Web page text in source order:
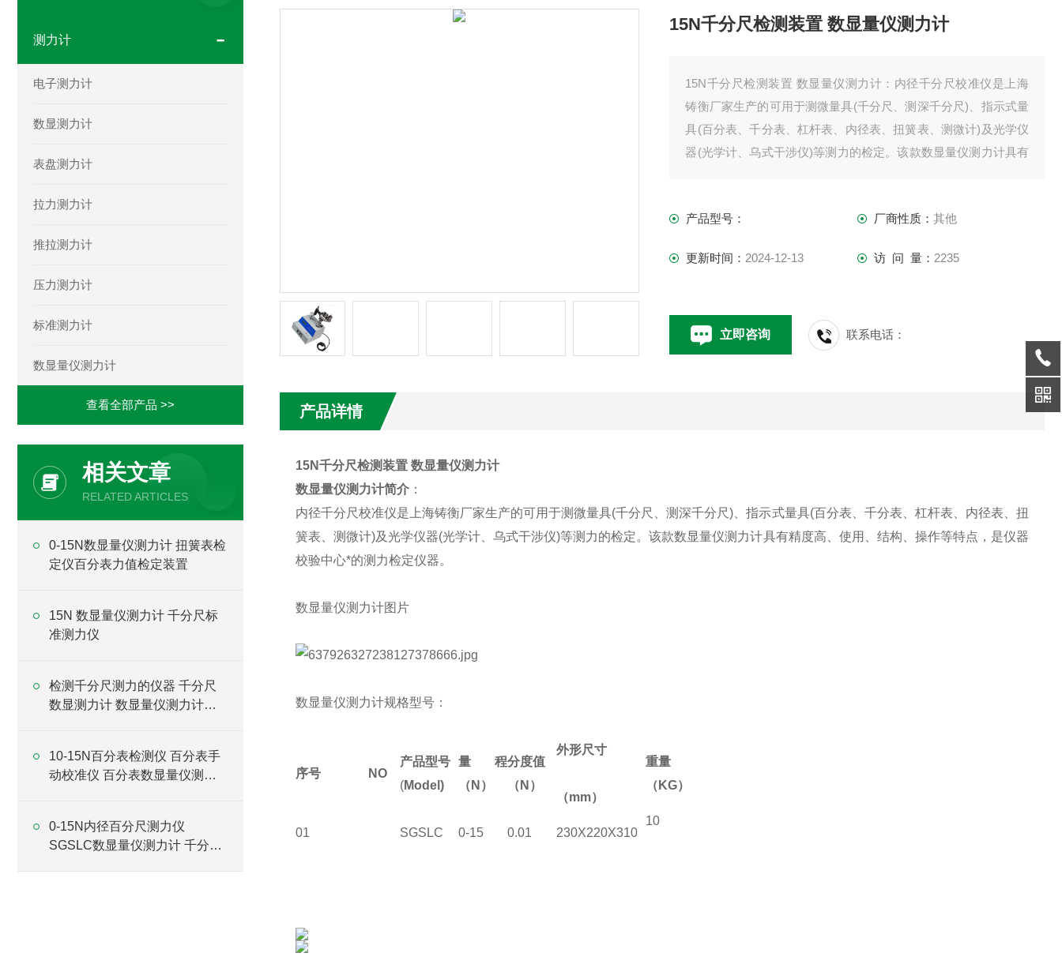
测力计
电子测力计
数显测力计
表盘测力计
拉力测力计
推拉测力计
压力测力计
标准测力计
数显量仪测力计
查看全部产品 >>
相关文章
RELATED ARTICLES
0-15N数显量仪测力计 扭簧表检
定仪百分表力值检定装置
15N 数显量仪测力计 千分尺标
准测力仪
检测千分尺测力的仪器 千分尺
数显测力计 数显量仪测力计厂
10-15N百分表检测仪 百分表手
动校准仪 百分表数显量仪测力
0-15N内径百分尺测力仪
SGSLC数显量仪测力计 千分表
15N千分尺检测装置 数显量仪测力计
15N千分尺检测装置 数显量仪测力计：内径千分尺校准仪是上海
铸衡厂家生产的可用于测微量具(千分尺、测深千分尺)、指示式量
具(百分表、千分表、杠杆表、内径表、扭簧表、测微计)及光学仪
器(光学计、乌式干涉仪)等测力的检定。该款数显量仪测力计具有
产品型号：
厂商性质： 其他
更新时间： 2024-12-13 访 问 量： 2235
立即咨询 联系电话：
产品详情
15N千分尺检测装置 数显量仪测力计
数显量仪测力计简介：
内径千分尺校准仪是上海铸衡厂家生产的可用于测微量具(千分尺、测深千分尺) 、指示式量具(百分表、千分表、杠杆表、内径表、扭
簧表、测微计)及光学仪器(光学计、乌式干涉仪)等测力的检定。该款数显量仪测力计具有精度高、使用、结构、操作等特点，是仪器
校验中心*的测力检定仪器。
数显量仪测力计图片
数显量仪测力计规格型号：
序号NO
产品型号
(Model)
量程
（ N ）
分度值
（N ）
外形尺寸
（mm）
重量
（KG）
01 SGSLC 0-15 0.01 230X220X310
10